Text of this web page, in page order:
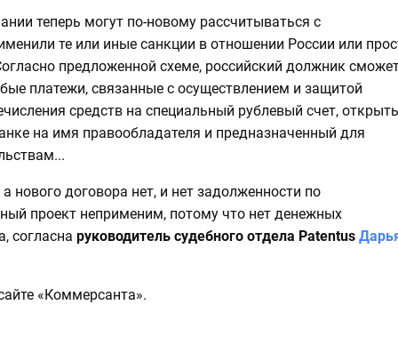
теперь могут по-новому рассчитываться с
те или иные санкции в отношении России или
предложенной схеме, российский должник
платежи, связанные с осуществлением и защитой
средств на специальный рублевый счет,
на имя правообладателя и предназначенный для
нового договора нет, и нет задолженности по
проект неприменим, потому что нет денежных
согласна руководитель судебного отдела Patentus
«Коммерсанта».